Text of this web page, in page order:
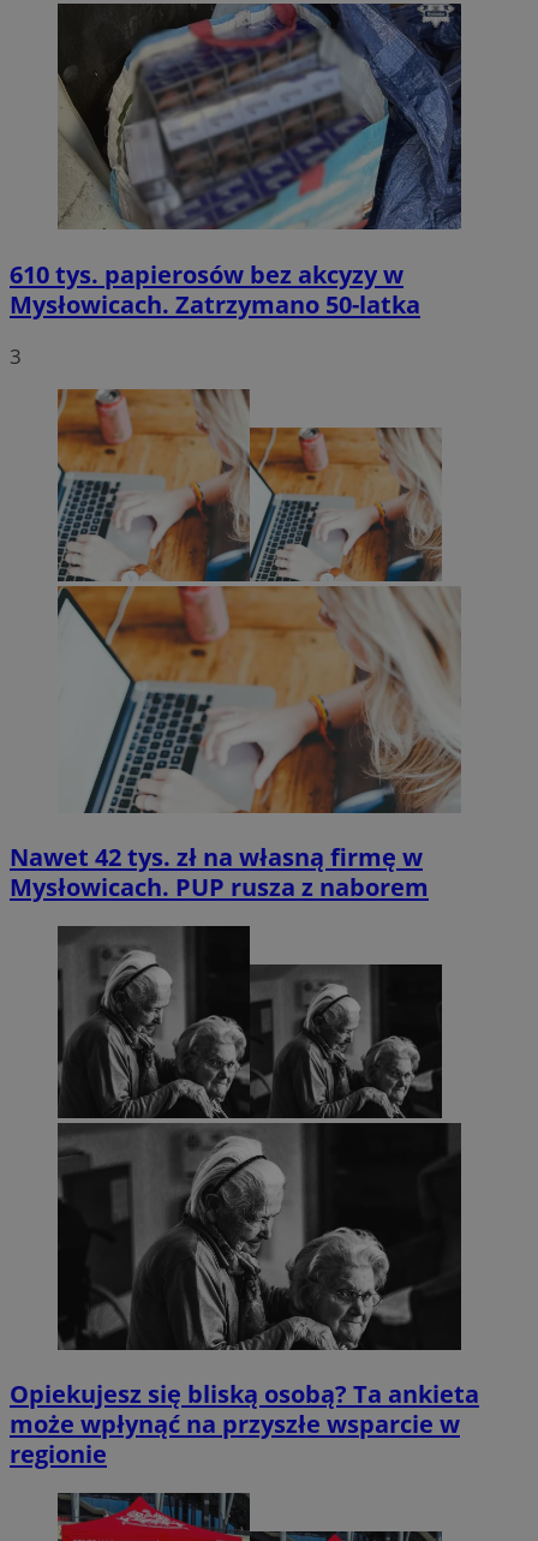
610 tys. papierosów bez akcyzy w
Mysłowicach. Zatrzymano 50-latka
3
Nawet 42 tys. zł na własną firmę w
Mysłowicach. PUP rusza z naborem
Opiekujesz się bliską osobą? Ta ankieta
może wpłynąć na przyszłe wsparcie w
regionie